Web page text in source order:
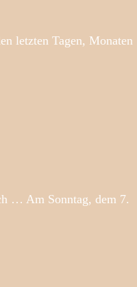
letzten Tagen, Monaten
… Am Sonntag, dem 7.